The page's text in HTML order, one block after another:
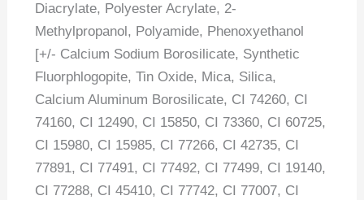
Diacrylate, Polyester Acrylate, 2-
Methylpropanol, Polyamide, Phenoxyethanol
[+/- Calcium Sodium Borosilicate, Synthetic
Fluorphlogopite, Tin Oxide, Mica, Silica,
Calcium Aluminum Borosilicate, CI 74260, CI
74160, CI 12490, CI 15850, CI 73360, CI 60725,
CI 15980, CI 15985, CI 77266, CI 42735, CI
77891, CI 77491, CI 77492, CI 77499, CI 19140,
CI 77288, CI 45410, CI 77742, CI 77007, CI